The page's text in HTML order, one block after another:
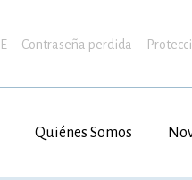
Contraseña perdida
Quiénes Somos